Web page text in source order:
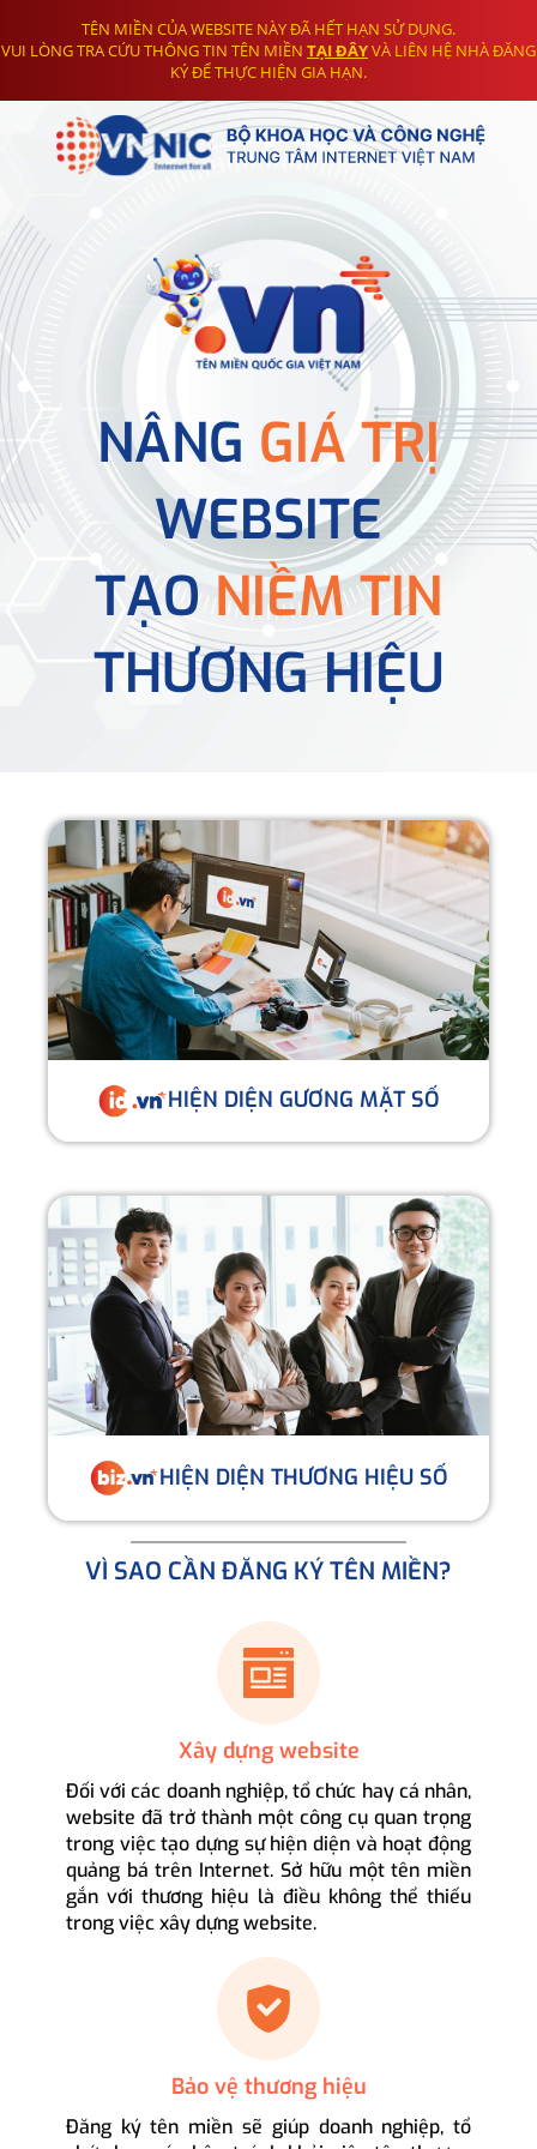
TÊN MIỀN CỦA WEBSITE NÀY ĐÃ HẾT HẠN SỬ DỤNG.
VUI LÒNG TRA CỨU THÔNG TIN TÊN MIỀN TẠI ĐÂYVÀ LIÊN HỆ NHÀ ĐĂNG
KÝ ĐỂ THỰC HIỆN GIA HẠN.
NÂNG GIÁ TRỊ
WEBSITE
TẠONIỀM TIN
THƯƠNG HIỆU
HIỆN DIỆN GƯƠNG MẶT SỐ
HIỆN DIỆN THƯƠNG HIỆU SỐ
VÌ SAO CẦN ĐĂNG KÝ TÊN MIỀN?
Xây dựng website
Đối với các doanh nghiệp, tổ chức hay cá nhân,
website đã trở thành một công cụ quan trọng
trong việc tạo dựng sự hiện diện và hoạt động
quảng bá trên Internet. Sở hữu một tên miền
gắn với thương hiệu là điều không thể thiếu
trong việc xây dựng website.
Bảo vệ thương hiệu
Đăng ký tên miền sẽ giúp doanh nghiệp, tổ